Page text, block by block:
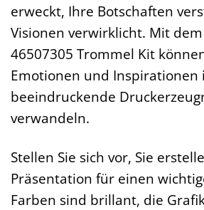
erweckt, Ihre Botschaften
Visionen verwirklicht. Mit
46507305 Trommel Kit
Emotionen und Inspirationen
beeindruckende
verwandeln.
Stellen Sie sich vor, Sie
Präsentation für einen
Farben sind brillant, die